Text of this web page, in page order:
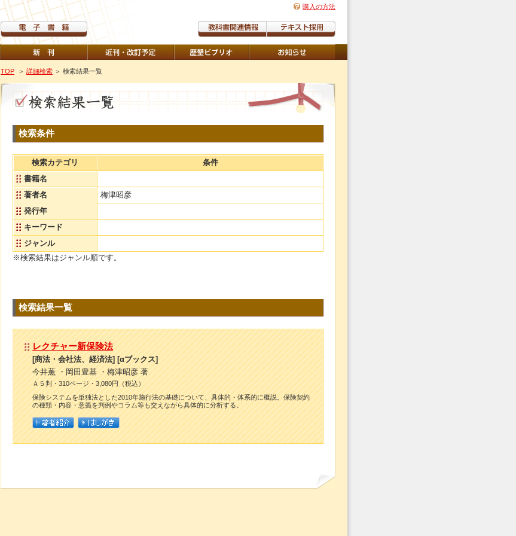
購入の方法
TOP ＞ 詳細検索 ＞ 検索結果一覧
検索条件
検索カテゴリ
条件
書籍名
著者名
梅津昭彦
発行年
キーワード
ジャンル
※検索結果はジャンル順です。
検索結果一覧
レクチャー新保険法
[商法・会社法、経済法] [αブックス]
今井薫 ・岡田豊基 ・梅津昭彦 著
Ａ５判・310ページ・3,080円（税込）
保険システムを単独法とした2010年施行法の基礎について、具体的・体系的に概説。保険契約
の種類・内容・意義を判例やコラム等も交えながら具体的に分析する。